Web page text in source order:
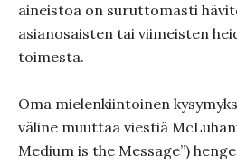
aineistoa on suruttomasti
asianosaisten tai viimeisten
toimesta.
Oma mielenkiintoinen
väline muuttaa viestiä
Medium is the Message”)